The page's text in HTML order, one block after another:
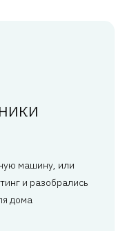
машину, или
и разобрались
дома